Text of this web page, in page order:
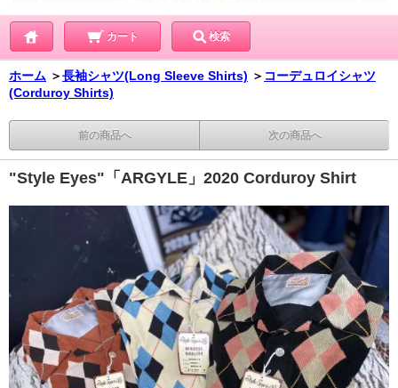
カート 検索
ホーム ＞長袖シャツ(Long Sleeve Shirts) ＞ コーデュロイシャツ
(Corduroy Shirts)
前の商品へ 次の商品へ
"Style Eyes"「ARGYLE」2020 Corduroy Shirt